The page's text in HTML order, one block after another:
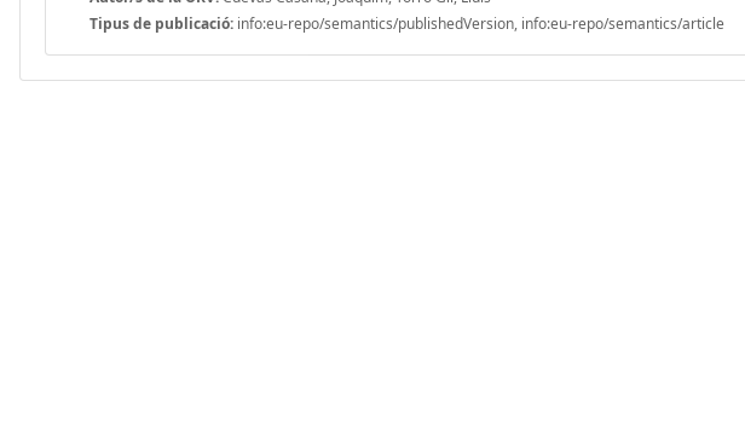
Tipus de publicació: info:eu-repo/semantics/publishedVersion, info:eu-repo/semantics/article